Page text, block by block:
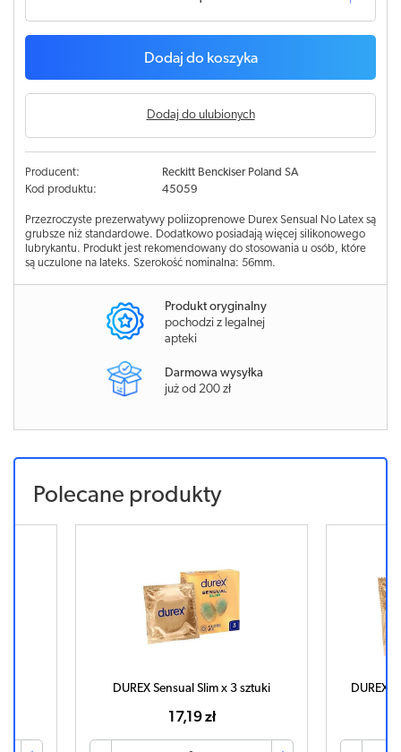
Dodaj do koszyka
Dodaj do ulubionych
Producent:
Reckitt Benckiser Poland SA
Kod produktu:
45059
Przezroczyste prezerwatywy poliizoprenowe Durex Sensual No Latex są
grubsze niż standardowe. Dodatkowo posiadają więcej silikonowego
lubrykantu. Produkt jest rekomendowany do stosowania u osób, które
są uczulone na lateks. Szerokość nominalna: 56mm.
Produkt oryginalny
pochodzi z legalnej
apteki
Darmowa wysyłka
już od 200 zł
Polecane produkty
DUREX Sensual Slim x 3 sztuki DUREX Sensual No Latex